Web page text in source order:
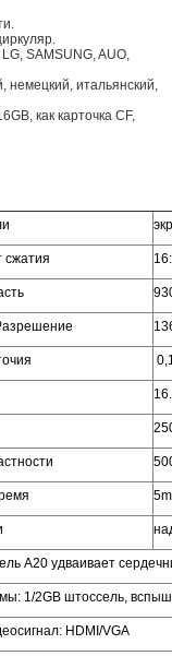
SAMSUNG, AUO,
немецкий, итальянский,
как карточка CF,
сжатия
A20 удваивает
1/2GB штоссель,
HDMI/VGA